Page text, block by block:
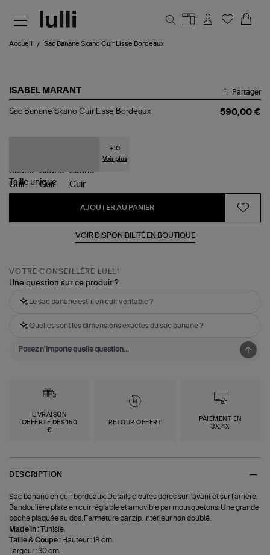
Accueil Sac Banane Skano Cuir Lisse Bordeaux
ISABEL MARANT
Sac
Partager
Sac Banane Skano Cuir Lisse Bordeaux 590,00 €
+10
Voir plus
Taille unique
AJOUTER AU PANIER
VOIR DISPONIBILITÉ EN BOUTIQUE
VOTRE CONSEILLÈRE LULLI
Une question sur ce produit ?
Le sac banane est-il en cuir véritable ?
Quelles sont les dimensions exactes du sac banane ?
LIVRAISON
OFFERTE DÈS 150
€
RETOUR OFFERT
PAIEMENT EN
3X,4X
DESCRIPTION
Sac banane en cuir bordeaux. Détails cloutés dorés sur l'avant et sur l'arrière.
Bandoulière plate en cuir réglable et amovible par mousquetons. Une grande
poche plaquée au dos. Fermeture par zip. Intérieur non doublé.
Made in :Tunisie.
Taille & Coupe : Hauteur : 18 cm.
Largeur : 30 cm.